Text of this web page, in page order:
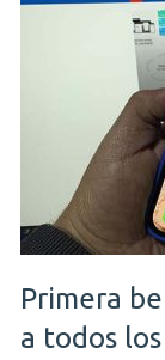
Primera
a todos